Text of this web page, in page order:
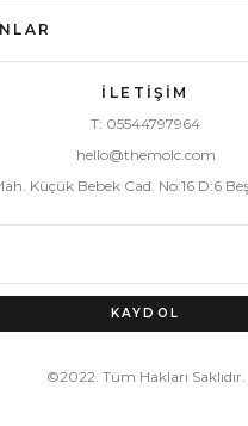
İLETİŞİM
T: 05544797964
hello@themolc.com
Küçük Bebek Cad. No:16 D:6
KAYDOL
©2022. Tüm Hakları Saklıdır.